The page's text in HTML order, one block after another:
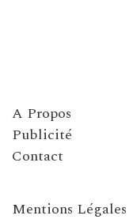
A Propos
Publicité
Contact
Mentions Légales